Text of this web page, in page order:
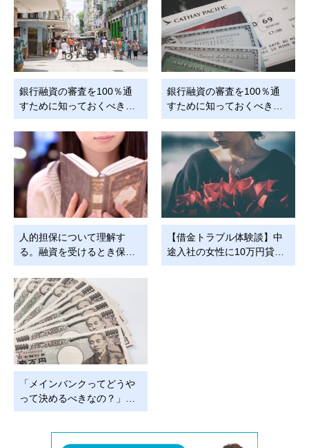
銀行融資の審査を100％通
すために知っておくべき…
銀行融資の審査を100％通
すために知っておくべき…
人的担保について理解す
る。融資を受けるとき保…
【借金トラブル体験談】中
途入社の女性に10万円貸…
「メインバンクってどうや
って決めるべきなの？」…